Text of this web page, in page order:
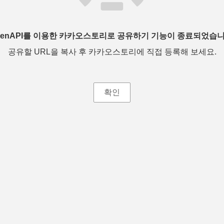
를 이용한 카카오스토리로 공유하기 기능이 종료되었습
공유할 URL을 복사 후 카카오스토리에 직접 등록해 보세요.
확인